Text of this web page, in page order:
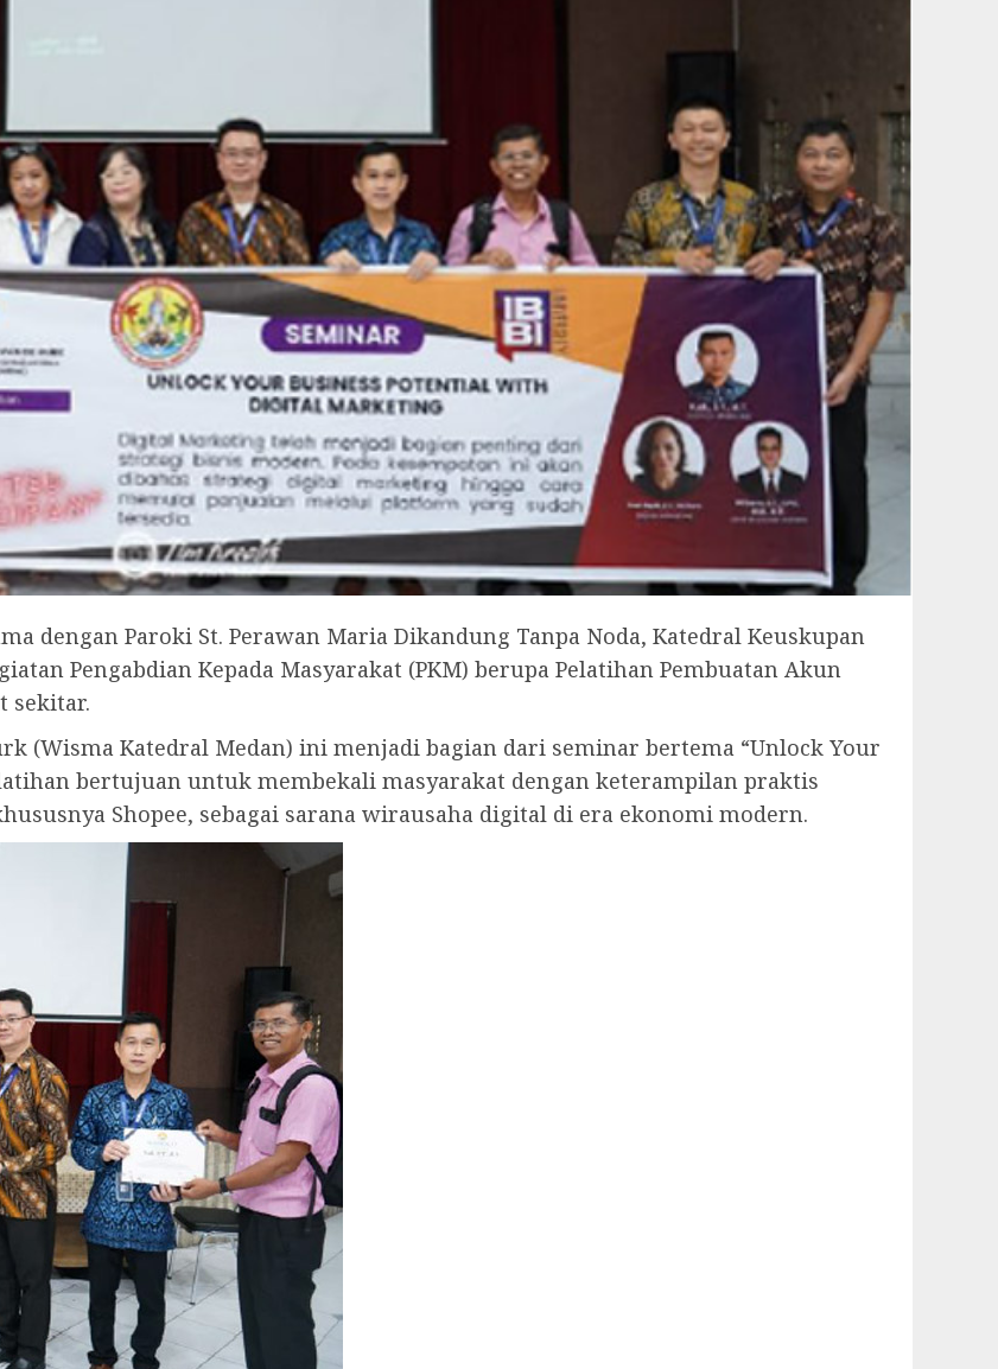
dengan Paroki St. Perawan Maria Dikandung Tanpa Noda, Katedral Keuskupan
Pengabdian Kepada Masyarakat (PKM) berupa Pelatihan Pembuatan Akun
sekitar.
(Wisma Katedral Medan) ini menjadi bagian dari seminar bertema “Unlock Your
bertujuan untuk membekali masyarakat dengan keterampilan praktis
Shopee, sebagai sarana wirausaha digital di era ekonomi modern.